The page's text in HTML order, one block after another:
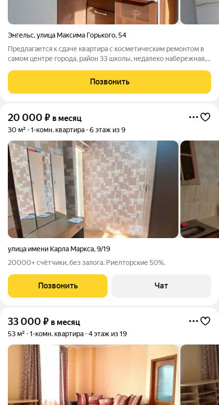
Энгельс,улица Максима Горького,54
Предлагается к сдаче квартира с косметическим ремонтом в
самом центре города, район 33 школы, недалеко набережная,
ремонт, окна выходят на ул. Ленина на частный сектор. Из
техники холодильник,
Позвонить
20 000 ₽ в месяц
30 м² 1-комн. квартира 6 этаж из 9
улица имени Карла Маркса,9/19
20000+ счётчики, без залога. Риелторские 50%.
Позвонить Чат
33 000 ₽ в месяц
53 м² 1-комн. квартира 4 этаж из 19